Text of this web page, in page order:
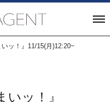
ッ！』11/15(月)12:20~
いッ！』